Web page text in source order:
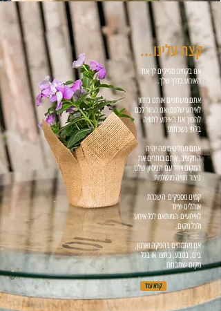
קצת עלינו...
אנו בקמינו מפיקים לך את
האירוע בדרך שלך.
אתם משתפים אותנו בחזון
לאירוע שלכם ואנו נעזור לכם
להפוך את האירוע לחוויה
בלתי נשכחת!
אתם מחליטים מה יהיה
התקציב, אתם בוחרים את
המקום ויחד עם הניסיון שלנו
ניצור חוויה מושלמת.
קמינו מספקים השכרת
אוהלים וציוד
לאירועים המותאם לכל אירוע
ולכל מקום.
אנו מתמחים בהפקה וארגון,
בים, בטבע, בחצר או בכל
מקום שתבחרו
קרא עוד